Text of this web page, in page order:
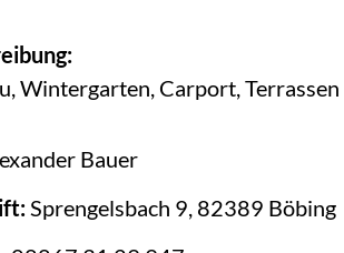
Wintergarten, Carport, Terrassen
Bauer
Sprengelsbach 9, 82389 Böbing